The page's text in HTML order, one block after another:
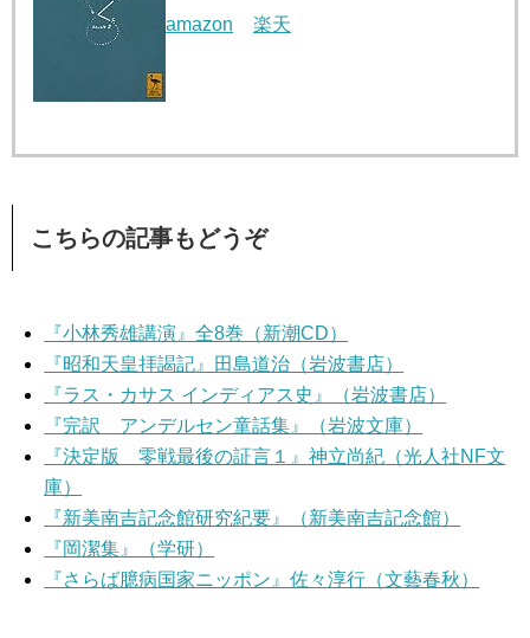
amazon 楽天
こちらの記事もどうぞ
『小林秀雄講演』全8巻（新潮CD）
『昭和天皇拝謁記』田島道治（岩波書店）
『ラス・カサス インディアス史』（岩波書店）
『完訳 アンデルセン童話集』（岩波文庫）
『決定版 零戦最後の証言１』神立尚紀（光人社NF文
庫）
『新美南吉記念館研究紀要』（新美南吉記念館）
『岡潔集』（学研）
『さらば臆病国家ニッポン』佐々淳行（文藝春秋）